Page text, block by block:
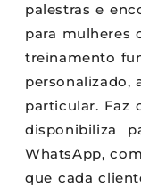
palestras e
para mulheres
treinamento
personalizado,
particular. Faz
disponibiliza
WhatsApp,
que cada